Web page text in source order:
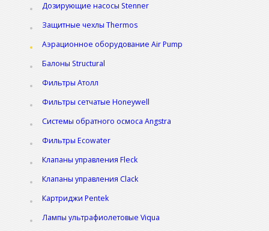
Дозирующие насосы Stenner
Защитные чехлы Thermos
Аэрационное оборудование Air Pump
Балоны Structural
Фильтры Атолл
Фильтры сетчатые Honeywell
Системы обратного осмоса Angstra
Фильтры Ecowater
Клапаны управления Fleck
Клапаны управления Clack
Картриджи Pentek
Лампы ультрафиолетовые Viqua